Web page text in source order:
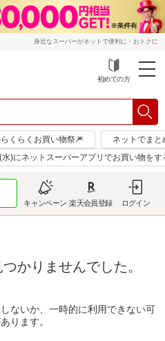
身近なスーパーがネットで便利に・おトクに
初めての方
くらくお買い物祭🎆
ネットでまと
水)にネットスーパーアプリでお買い物を
キャンペーン 楽天会員登録 ログイン
かりませんでした。
ないか、一時的に利用できない可
ります。